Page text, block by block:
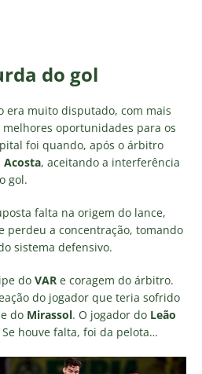
do gol
era muito disputado, com mais
oportunidades para os
foi quando, após o árbitro
Acosta, aceitando a interferência
gol.
falta na origem do lance,
perdeu a concentração, tomando
sistema defensivo.
do VAR e coragem do árbitro.
do jogador que teria sofrido
do Mirassol. O jogador do Leão
houve falta, foi da pelota…